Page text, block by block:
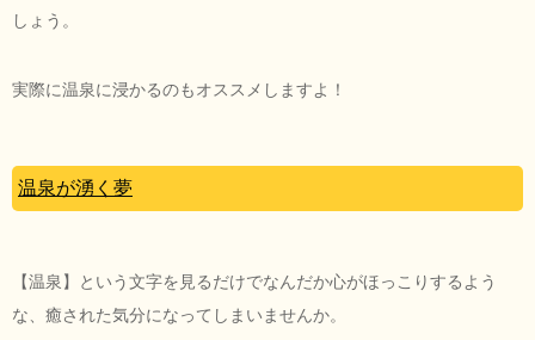
しょう。
実際に温泉に浸かるのもオススメしますよ！
温泉が湧く夢
【温泉】という文字を見るだけでなんだか心がほっこりするよう
な、癒された気分になってしまいませんか。